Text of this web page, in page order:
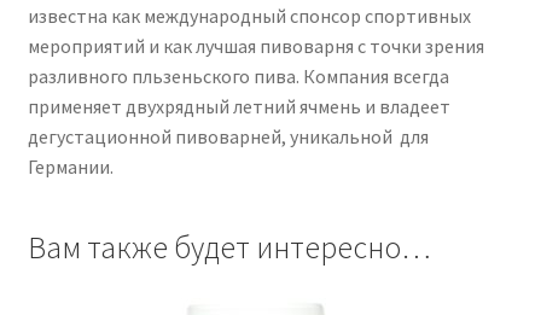
известна как международный спонсор спортивных
мероприятий и как лучшая пивоварня с точки зрения
разливного пльзеньского пива. Компания всегда
применяет двухрядный летний ячмень и владеет
дегустационной пивоварней, уникальной для
Германии.
Вам также будет интересно…